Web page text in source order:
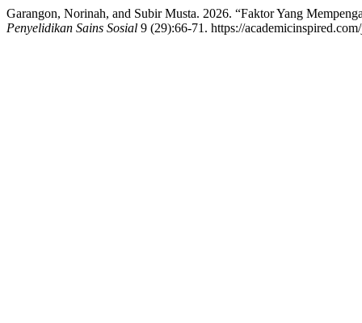
Garangon, Norinah, and Subir Musta. 2026. “Faktor Yang
Penyelidikan Sains Sosial 9 (29):66-71. https://